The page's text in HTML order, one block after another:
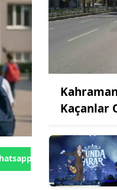
Gönder
Kaçanlar